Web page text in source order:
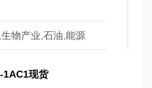
物产业,石油,能源
1AC1现货